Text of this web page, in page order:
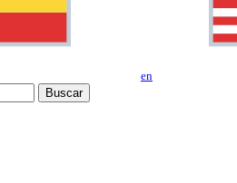
en
Buscar